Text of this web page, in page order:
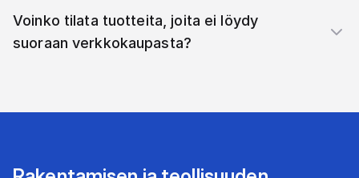
Voinko tilata tuotteita, joita ei löydy
suoraan verkkokaupasta?